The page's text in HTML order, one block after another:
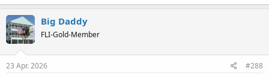
Big Daddy
FLI-Gold-Member
23 Apr. 2026 #288